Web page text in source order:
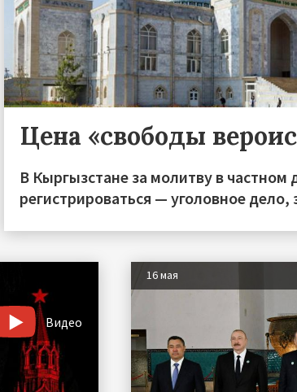
Цена «свободы
В Кыргызстане за молитву в
регистрироваться — уголовное
Видео
16 мая